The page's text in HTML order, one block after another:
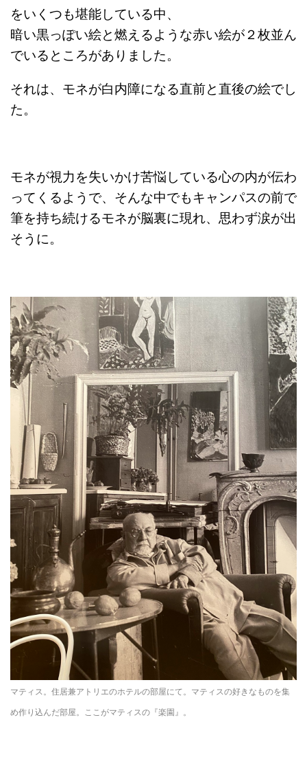
をいくつも堪能している中、
暗い黒っぽい絵と燃えるような赤い絵が２枚並ん
でいるところがありました。
それは、モネが白内障になる直前と直後の絵でし
た。
モネが視力を失いかけ苦悩している心の内が伝わ
ってくるようで、そんな中でもキャンパスの前で
筆を持ち続けるモネが脳裏に現れ、思わず涙が出
そうに。
マティス。住居兼アトリエのホテルの部屋にて。マティスの好きなものを集
め作り込んだ部屋。ここがマティスの『楽園』。